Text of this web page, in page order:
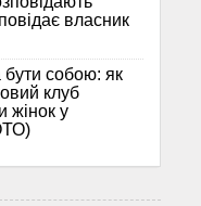
власник
собою: як
клуб
жінок у